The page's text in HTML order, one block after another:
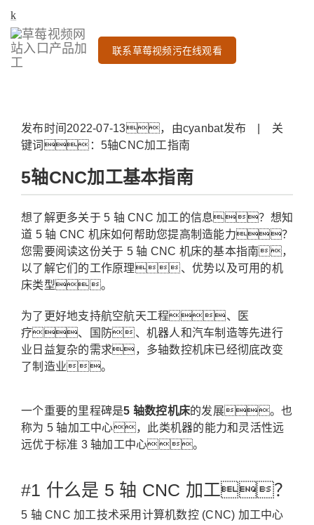
联系草莓视频污在线观看
发布时间2022-07-13，由cyanbat发布 | 关
键词：5轴CNC加工指南
5轴CNC加工基本指南
想了解更多关于 5 轴 CNC 加工的信息？想知
道 5 轴 CNC 机床如何帮助您提高制造能力？
您需要阅读这份关于 5 轴 CNC 机床的基本指南，
以了解它们的工作原理、优势以及可用的机
床类型。
为了更好地支持航空航天工程、医
疗、国防、机器人和汽车制造等先进行
业日益复杂的需求，多轴数控机床已经彻底改变
了制造业。
一个重要的里程碑是5 轴数控机床的发展。 也
称为 5 轴加工中心，此类机器的能力和灵活性远
远优于标准 3 轴加工中心。
#1 什么是 5 轴 CNC 加工？
5 轴 CNC 加工技术采用计算机数控 (CNC) 加工中心